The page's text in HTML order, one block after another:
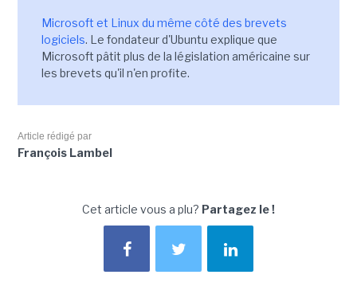
Microsoft et Linux du même côté des brevets
logiciels. Le fondateur d'Ubuntu explique que
Microsoft pâtit plus de la législation américaine sur
les brevets qu'il n'en profite.
Article rédigé par
François Lambel
Cet article vous a plu? Partagez le !